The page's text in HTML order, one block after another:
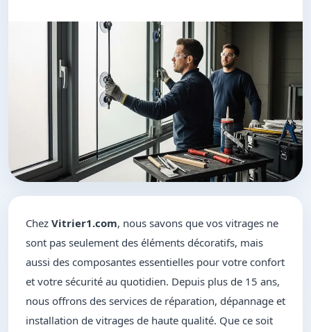
Chez Vitrier1.com, nous savons que vos vitrages ne
sont pas seulement des éléments décoratifs, mais
aussi des composantes essentielles pour votre confort
et votre sécurité au quotidien. Depuis plus de 15 ans,
nous offrons des services de réparation, dépannage et
installation de vitrages de haute qualité. Que ce soit